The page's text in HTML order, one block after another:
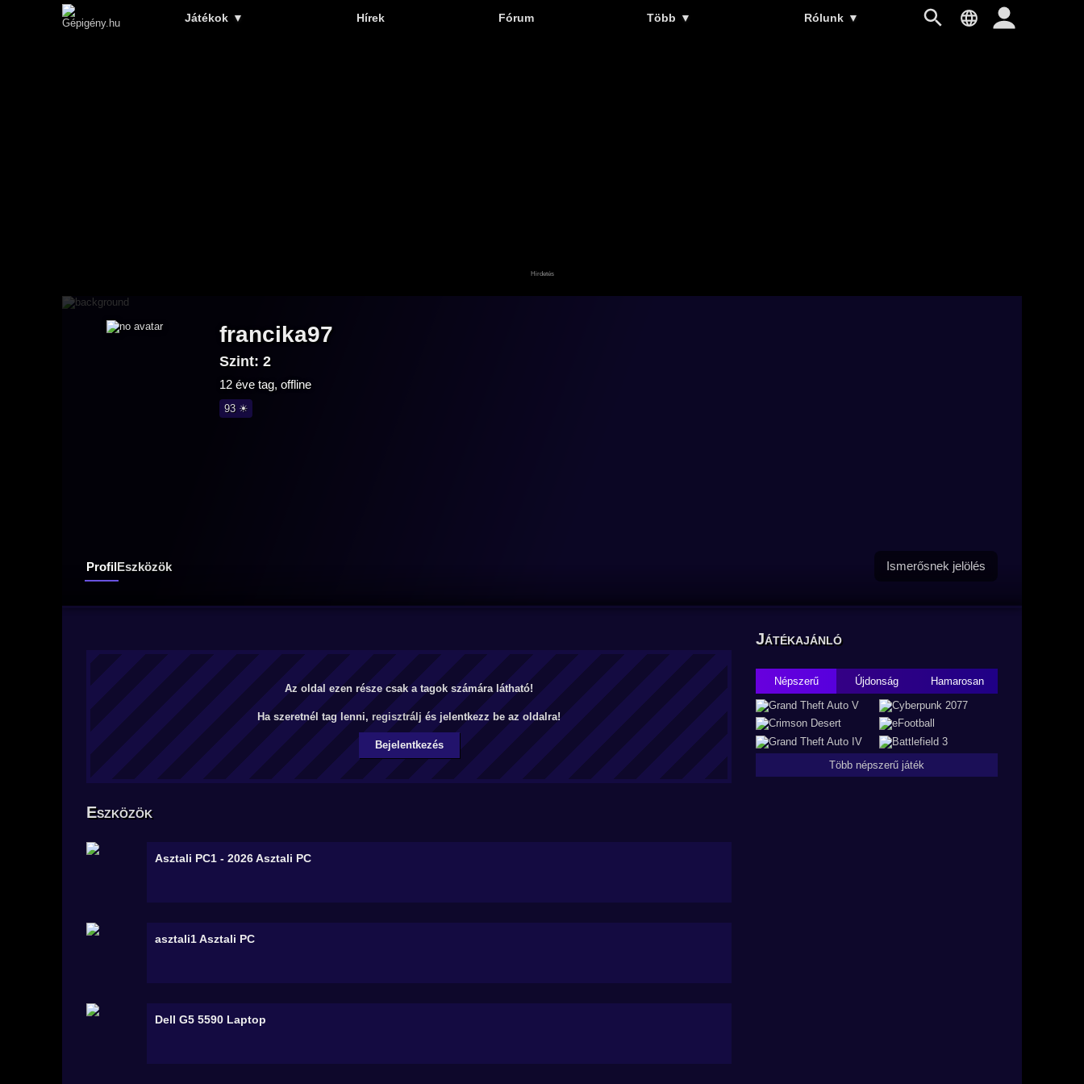
Játékok ▼ Hírek Fórum Több ▼ Rólunk ▼
francika97
Szint: 2
12 éve tag, offline
93 ☀
ProfilEszközök Ismerősnek jelölés
Az oldal ezen része csak a tagok számára látható!
Ha szeretnél tag lenni, regisztrálj és jelentkezz be az oldalra!
Bejelentkezés
Eszközök
Asztali PC1 - 2026Asztali PC
asztali1Asztali PC
Dell G5 5590 Laptop
Játékajánló
Népszerű Újdonság Hamarosan
Több népszerű játék